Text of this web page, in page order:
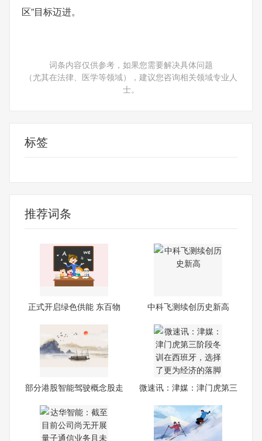
区”目标迈进。
词条内容仅供参考，如果您需要解决具体问题
（尤其在法律、医学等领域），建议您咨询相关领域专业人
士。
标签
推荐词条
正式开启绿色供能 东百物
中科飞测续创历史新高
部分港股智能驾驶概念股走
微速讯：津媒：津门虎第三